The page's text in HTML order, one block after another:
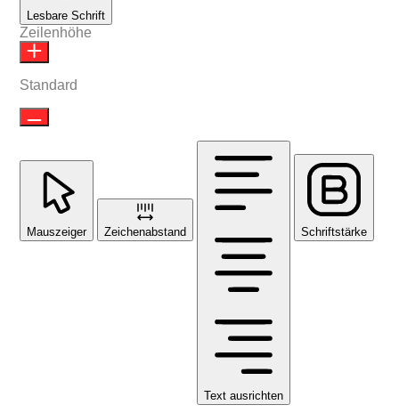
Lesbare Schrift
Zeilenhöhe
Standard
Mauszeiger Zeichenabstand
Text ausrichten
Schriftstärke